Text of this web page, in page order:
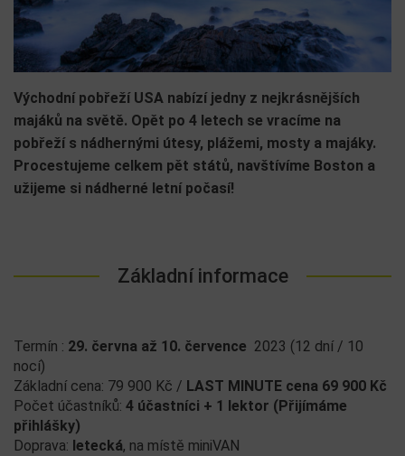
Východní pobřeží USA nabízí jedny z nejkrásnějších
majáků na světě. Opět po 4 letech se vracíme na
pobřeží s nádhernými útesy, plážemi, mosty a majáky.
Procestujeme celkem pět států, navštívíme Boston a
užijeme si nádherné letní počasí!
Základní informace
Termín : 29. června až 10. července 2023 (12 dní / 10
nocí)
Základní cena: 79 900 Kč / LAST MINUTE cena 69 900 Kč
Počet účastníků: 4 účastníci + 1 lektor (Přijímáme
přihlášky)
Doprava: letecká, na místě miniVAN